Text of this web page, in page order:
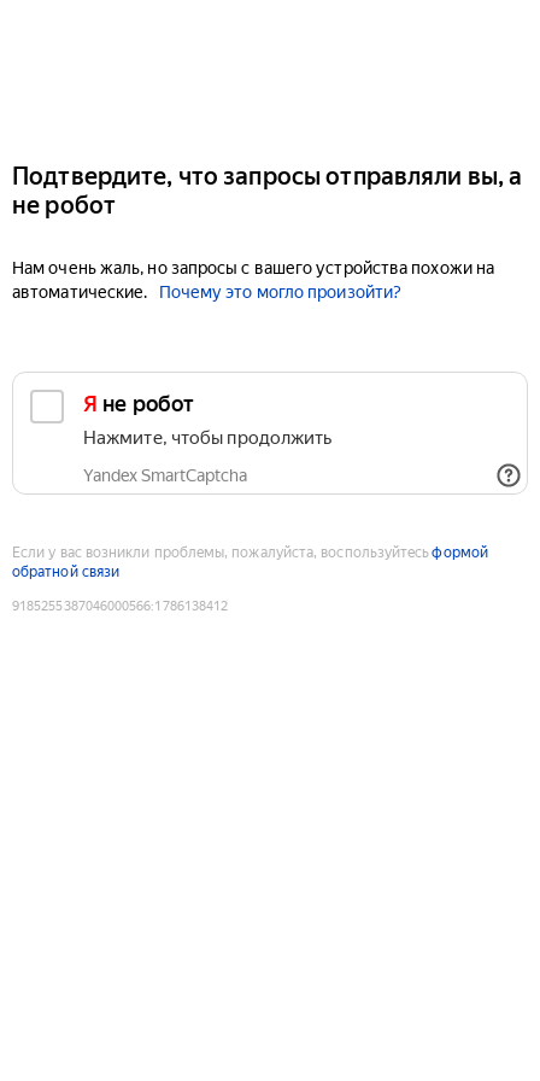
Подтвердите, что запросы отправляли вы, а
не робот
Нам очень жаль, но запросы с вашего устройства похожи на
автоматические.
Почему это могло произойти?
Я не робот
Нажмите, чтобы продолжить
Yandex SmartCaptcha
Если у вас возникли проблемы, пожалуйста, воспользуйтесьформой
обратной связи
9185255387046000566:1786138412